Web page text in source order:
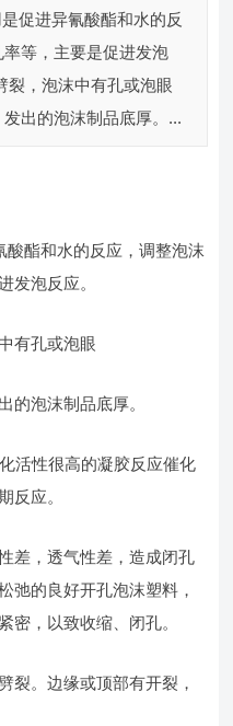
促进异氰酸酯和水的反
等，主要是促进发泡
裂，泡沫中有孔或泡眼
出的泡沫制品底厚。...
酸酯和水的反应，调整泡沫
发泡反应。
有孔或泡眼
的泡沫制品底厚。
活性很高的凝胶反应催化
反应。
差，透气性差，造成闭孔
弛的良好开孔泡沫塑料，
密，以致收缩、闭孔。
裂。边缘或顶部有开裂，